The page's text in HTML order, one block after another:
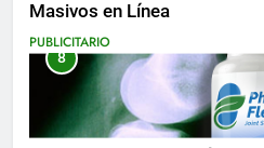
Masivos en Línea
PUBLICITARIO
8